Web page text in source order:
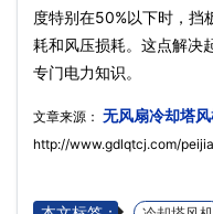
度特别在50%以下时，挡
耗和风压损耗。这点解决
专门电力知识。
文章来源： 无风扇冷却塔
http://www.gdlqtcj.com/